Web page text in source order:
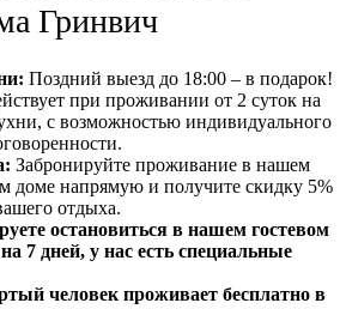
Гринвич
Поздний выезд до 18:00 – в подарок!
при проживании от 2 суток на
с возможностью индивидуального
Забронируйте проживание в нашем
доме напрямую и получите скидку 5%
отдыха.
остановиться в нашем гостевом
7 дней, у нас есть специальные
человек проживает бесплатно в